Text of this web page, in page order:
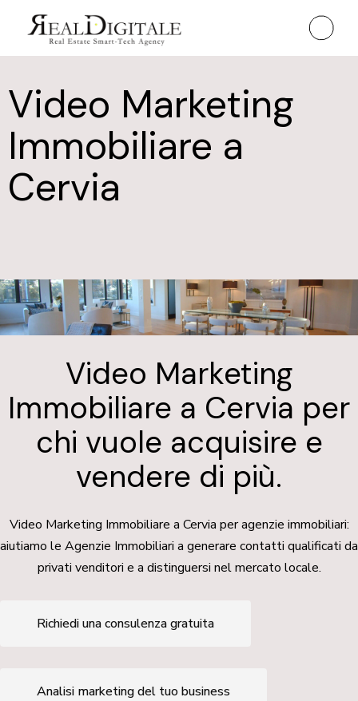
Video Marketing
Immobiliare a
Cervia
Video Marketing
Immobiliare a Cervia per
chi vuole acquisire e
vendere di più.
Video Marketing Immobiliare a Cervia per agenzie immobiliari:
aiutiamo le Agenzie Immobiliari a generare contatti qualificati da
privati venditori e a distinguersi nel mercato locale.
Richiedi una consulenza gratuita
Analisi marketing del tuo business